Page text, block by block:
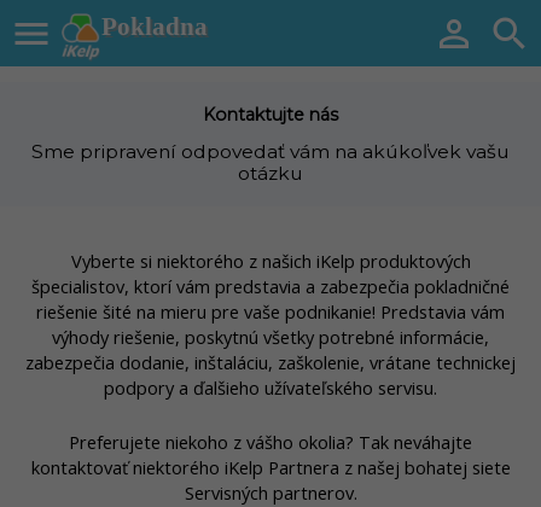
Pokladna
  
Kontaktujte nás
Sme pripravení odpovedať vám na akúkoľvek vašu
otázku
Vyberte si niektorého z našich iKelp produktových
špecialistov, ktorí vám predstavia a zabezpečia pokladničné
riešenie šité na mieru pre vaše podnikanie! Predstavia vám
výhody riešenie, poskytnú všetky potrebné informácie,
zabezpečia dodanie, inštaláciu, zaškolenie, vrátane technickej
podpory a ďalšieho užívateľského servisu.
Preferujete niekoho z vášho okolia? Tak neváhajte
kontaktovať niektorého iKelp Partnera z našej bohatej siete
Servisných partnerov.